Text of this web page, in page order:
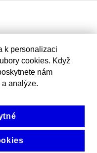
k personalizaci
cookies. Když
nám
analýze.